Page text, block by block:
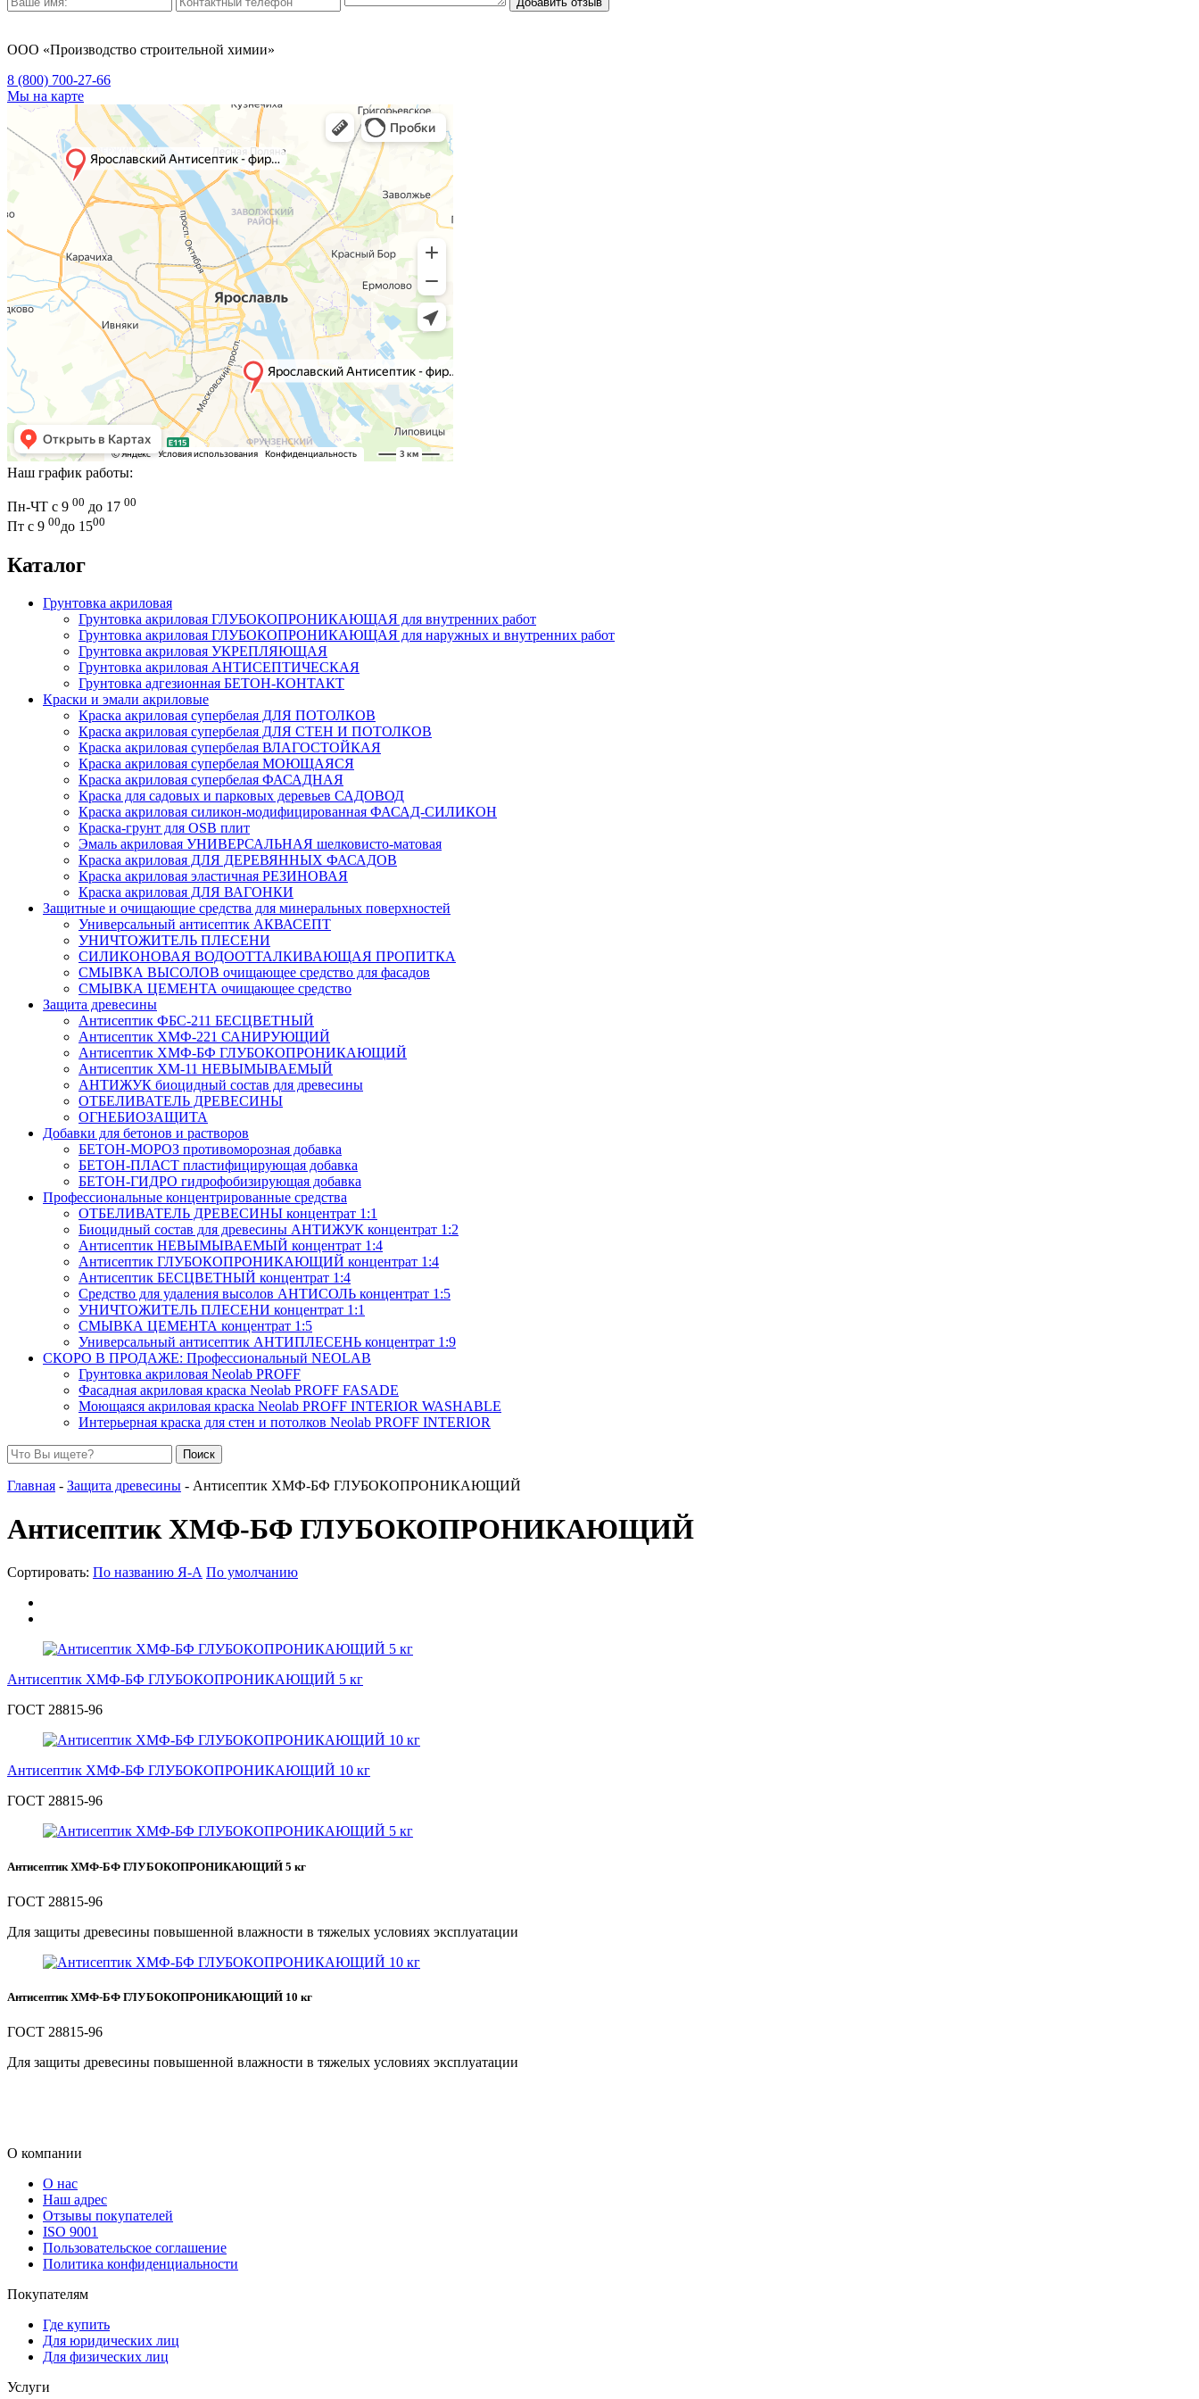
ООО «Производство строительной химии»
8 (800) 700-27-66
Мы на карте
Наш график работы:
Пн-ЧТ с 9 00 до 17 00
Пт с 9 00до 1500
Каталог
Грунтовка акриловая
Грунтовка акриловая ГЛУБОКОПРОНИКАЮЩАЯ для внутренних работ
Грунтовка акриловая ГЛУБОКОПРОНИКАЮЩАЯ для наружных и внутренних работ
Грунтовка акриловая УКРЕПЛЯЮЩАЯ
Грунтовка акриловая АНТИСЕПТИЧЕСКАЯ
Грунтовка адгезионная БЕТОН-КОНТАКТ
Краски и эмали акриловые
Краска акриловая супербелая ДЛЯ ПОТОЛКОВ
Краска акриловая супербелая ДЛЯ СТЕН И ПОТОЛКОВ
Краска акриловая супербелая ВЛАГОСТОЙКАЯ
Краска акриловая супербелая МОЮЩАЯСЯ
Краска акриловая супербелая ФАСАДНАЯ
Краска для садовых и парковых деревьев САДОВОД
Краска акриловая силикон-модифицированная ФАСАД-СИЛИКОН
Краска-грунт для OSB плит
Эмаль акриловая УНИВЕРСАЛЬНАЯ шелковисто-матовая
Краска акриловая ДЛЯ ДЕРЕВЯННЫХ ФАСАДОВ
Краска акриловая эластичная РЕЗИНОВАЯ
Краска акриловая ДЛЯ ВАГОНКИ
Защитные и очищающие средства для минеральных поверхностей
Универсальный антисептик АКВАСЕПТ
УНИЧТОЖИТЕЛЬ ПЛЕСЕНИ
СИЛИКОНОВАЯ ВОДООТТАЛКИВАЮЩАЯ ПРОПИТКА
СМЫВКА ВЫСОЛОВ очищающее средство для фасадов
СМЫВКА ЦЕМЕНТА очищающее средство
Защита древесины
Антисептик ФБС-211 БЕСЦВЕТНЫЙ
Антисептик ХМФ-221 САНИРУЮЩИЙ
Антисептик ХМФ-БФ ГЛУБОКОПРОНИКАЮЩИЙ
Антисептик ХМ-11 НЕВЫМЫВАЕМЫЙ
АНТИЖУК биоцидный состав для древесины
ОТБЕЛИВАТЕЛЬ ДРЕВЕСИНЫ
ОГНЕБИОЗАЩИТА
Добавки для бетонов и растворов
БЕТОН-МОРОЗ противоморозная добавка
БЕТОН-ПЛАСТ пластифицирующая добавка
БЕТОН-ГИДРО гидрофобизирующая добавка
Профессиональные концентрированные средства
ОТБЕЛИВАТЕЛЬ ДРЕВЕСИНЫ концентрат 1:1
Биоцидный состав для древесины АНТИЖУК концентрат 1:2
Антисептик НЕВЫМЫВАЕМЫЙ концентрат 1:4
Антисептик ГЛУБОКОПРОНИКАЮЩИЙ концентрат 1:4
Антисептик БЕСЦВЕТНЫЙ концентрат 1:4
Средство для удаления высолов АНТИСОЛЬ концентрат 1:5
УНИЧТОЖИТЕЛЬ ПЛЕСЕНИ концентрат 1:1
СМЫВКА ЦЕМЕНТА концентрат 1:5
Универсальный антисептик АНТИПЛЕСЕНЬ концентрат 1:9
СКОРО В ПРОДАЖЕ: Профессиональный NEOLAB
Грунтовка акриловая Neolab PROFF
Фасадная акриловая краска Neolab PROFF FASADE
Моющаяся акриловая краска Neolab PROFF INTERIOR WASHABLE
Интерьерная краска для стен и потолков Neolab PROFF INTERIOR
Поиск
Главная - Защита древесины - Антисептик ХМФ-БФ ГЛУБОКОПРОНИКАЮЩИЙ
Антисептик ХМФ-БФ ГЛУБОКОПРОНИКАЮЩИЙ
Сортировать: По названию Я-А По умолчанию
Антисептик ХМФ-БФ ГЛУБОКОПРОНИКАЮЩИЙ 5 кг
ГОСТ 28815-96
Антисептик ХМФ-БФ ГЛУБОКОПРОНИКАЮЩИЙ 10 кг
ГОСТ 28815-96
Антисептик ХМФ-БФ ГЛУБОКОПРОНИКАЮЩИЙ 5 кг
ГОСТ 28815-96
Для защиты древесины повышенной влажности в тяжелых условиях эксплуатации
Антисептик ХМФ-БФ ГЛУБОКОПРОНИКАЮЩИЙ 10 кг
ГОСТ 28815-96
Для защиты древесины повышенной влажности в тяжелых условиях эксплуатации
О компании
О нас
Наш адрес
Отзывы покупателей
ISO 9001
Пользовательское соглашение
Политика конфиденциальности
Покупателям
Где купить
Для юридических лиц
Для физических лиц
Услуги